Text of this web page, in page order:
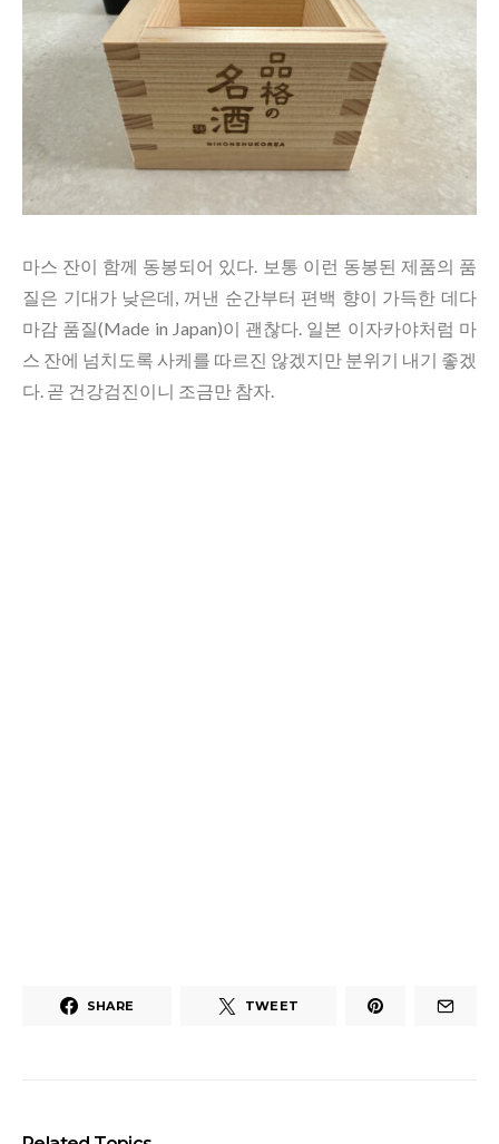
마스 잔이 함께 동봉되어 있다. 보통 이런 동봉된 제품의 품
질은 기대가 낮은데, 꺼낸 순간부터 편백 향이 가득한 데다
마감 품질(Made in Japan)이 괜찮다. 일본 이자카야처럼 마
스 잔에 넘치도록 사케를 따르진 않겠지만 분위기 내기 좋겠
다. 곧 건강검진이니 조금만 참자.
SHARE TWEET